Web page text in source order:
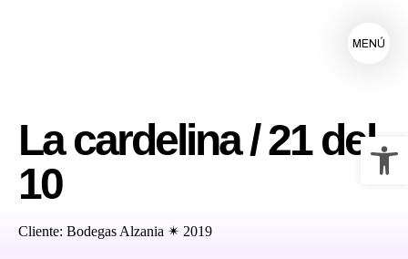
MENÚ
La cardelina / 21 del
10
Cliente: Bodegas Alzania ✴ 2019